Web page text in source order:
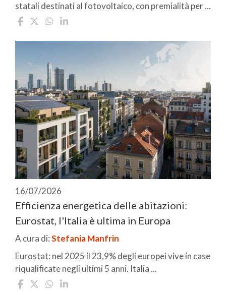
statali destinati al fotovoltaico, con premialità per ...
16/07/2026
Efficienza energetica delle abitazioni:
Eurostat, l'Italia è ultima in Europa
A cura di:Stefania Manfrin
Eurostat: nel 2025 il 23,9% degli europei vive in case
riqualificate negli ultimi 5 anni. Italia ...